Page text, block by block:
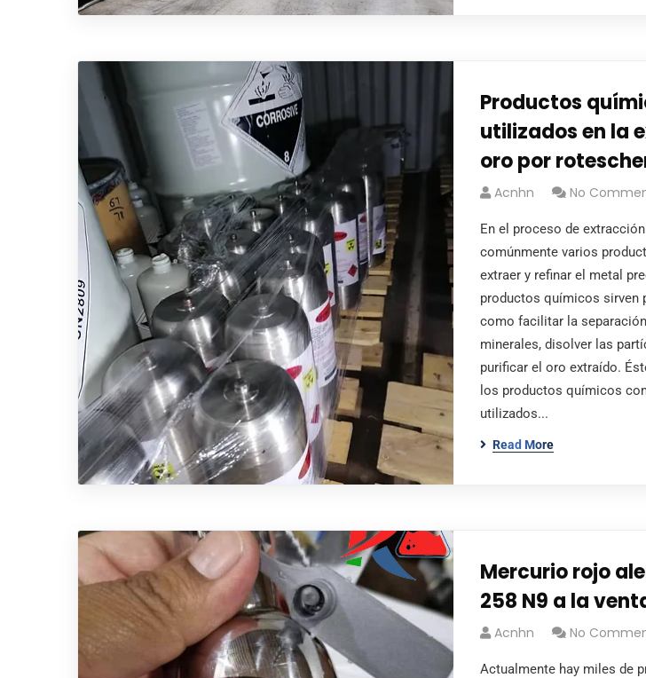
Productos
utilizados en la
oro por
Acnhn No
En el proceso de
comúnmente varios
extraer y refinar el metal
productos químicos sirven
como facilitar la
minerales, disolver las
purificar el oro extraído.
los productos químicos
utilizados...
Read More
Mercurio rojo
258 N9 a la
Acnhn No
Actualmente hay miles de